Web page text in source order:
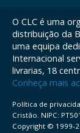
O CLC é uma
distribuição da
uma equipa
Internacional
livrarias, 18
Conheça mais
Política de
Cristão. NIPC:
Copyright © 1999-